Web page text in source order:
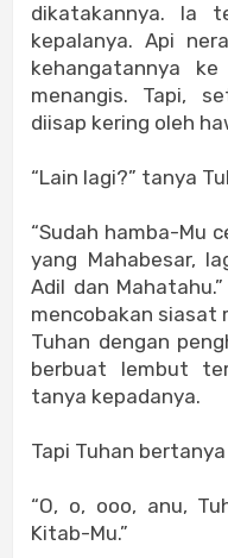
dikatakannya. Ia
kepalanya. Api
kehangatannya
menangis. Tapi,
diisap kering oleh
“Lain lagi?” tanya
“Sudah hamba-Mu
yang Mahabesar,
Adil dan
mencobakan siasat
Tuhan dengan
berbuat lembut
tanya kepadanya.
Tapi Tuhan bertanya
“O, o, ooo, anu,
Kitab-Mu.”